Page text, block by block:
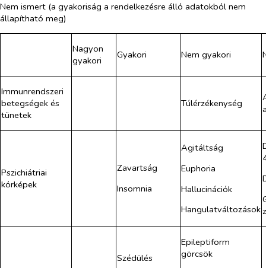
Nem ismert (a gyakoriság a rendelkezésre álló adatokból nem
állapítható meg)
Nagyon
gyakori
Gyakori Nem gyakori
Immunrendszeri
betegségek és
tünetek
Túlérzékenység
Pszichiátriai
kórképek
Zavartság
Insomnia
Agitáltság
Euphoria
Hallucinációk
Hangulatváltozások
Szédülés
Epileptiform
görcsök